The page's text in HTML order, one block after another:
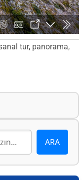
tur, panorama,